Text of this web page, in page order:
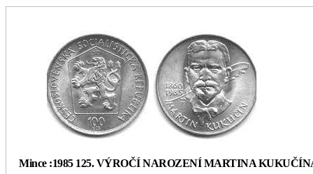
Mince :1985 125. VÝROČÍ NAROZENÍ MARTINA